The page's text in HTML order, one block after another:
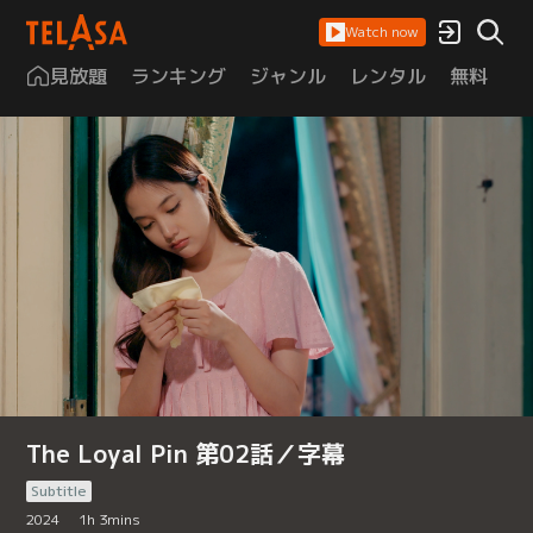
Watch now
見放題 ランキング ジャンル レンタル 無料
The Loyal Pin 第02話／字幕
Subtitle
2024
1h 3mins